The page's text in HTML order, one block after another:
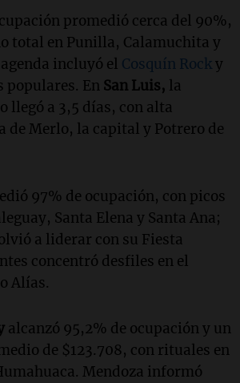
promedió cerca del 90%,
total en Punilla, Calamuchita y
incluyó el Cosquín Rocky
En San Luis, la
llegó a 3,5 días, con alta
de Merlo, la capital y Potrero de
97% de ocupación, con picos
Santa Elena y Santa Ana;
a liderar con su Fiesta
concentró desfiles en el
Alías.
alcanzó 95,2% de ocupación y un
de $123.708, con rituales en
Mendoza informó